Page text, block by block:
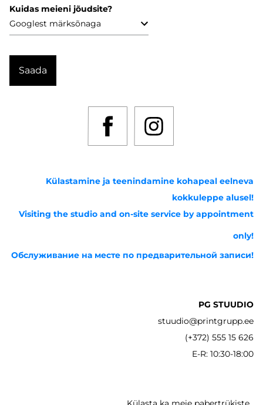
Kuidas meieni jõudsite?
Külastamine ja teenindamine kohapeal eelneva
kokkuleppe alusel!
Visiting the studio and on-site service by appointment
only!
Обслуживание на месте по предварительной записи!
PG STUUDIO
stuudio@printgrupp.ee
(+372) 555 15 626
E-R: 10:30-18:00